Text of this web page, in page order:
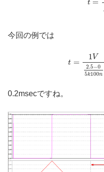
t =
今回の例では
t =
1V
2.5−0
5k100n
0.2msecですね。